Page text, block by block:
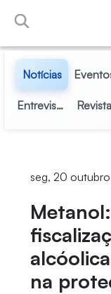
Pular para o
Notícias
Entrevistas Revista
seg, 20
na